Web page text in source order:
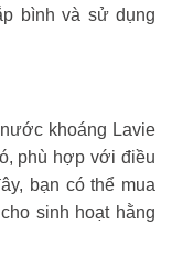
bình và sử dụng
khoáng Lavie
phù hợp với điều
bạn có thể mua
sinh hoạt hằng